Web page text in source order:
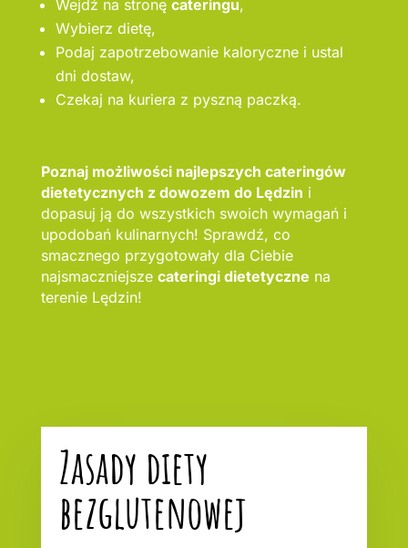
Wejdź na stronę cateringu,
Wybierz dietę,
Podaj zapotrzebowanie kaloryczne i ustal
dni dostaw,
Czekaj na kuriera z pyszną paczką.
Poznaj możliwości najlepszych cateringów
dietetycznych z dowozem do Lędzin i
dopasuj ją do wszystkich swoich wymagań i
upodobań kulinarnych! Sprawdź, co
smacznego przygotowały dla Ciebie
najsmaczniejsze cateringi dietetyczne na
terenie Lędzin!
Zasady diety
bezglutenowej